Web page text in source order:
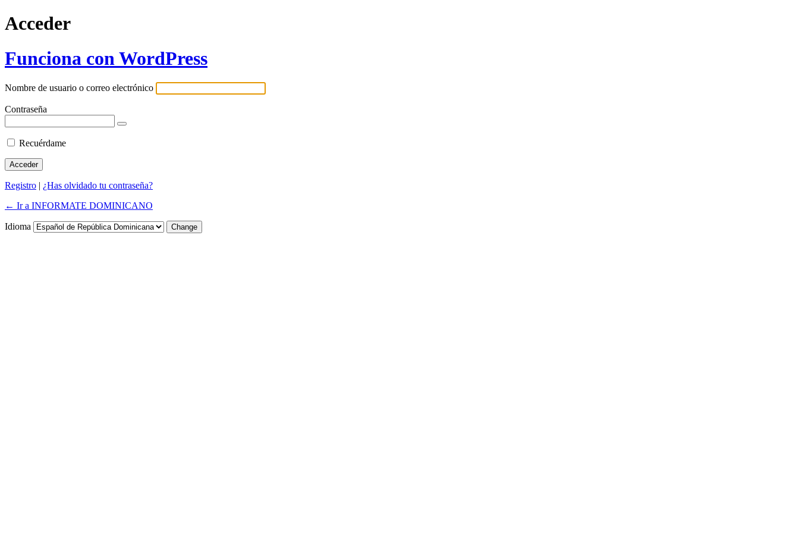
Acceder
Funciona con WordPress
Nombre de usuario o correo electrónico
Contraseña
Recuérdame
Registro | ¿Has olvidado tu contraseña?
← Ir a INFORMATE DOMINICANO
Idioma